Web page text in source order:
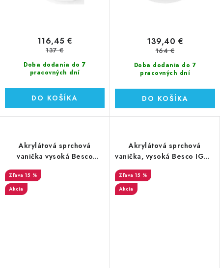
Doba dodania do 7
pracovných dní
116,45 €
137 €
DO KOŠÍKA
Doba dodania do 7
pracovných dní
139,40 €
164 €
DO KOŠÍKA
Akrylátová sprchová
vanička vysoká Besco
Oliver II 90x90x31,5 cm
(OAO-90-II)
15 %
Akcia
Akrylátová sprchová
vanička, vysoká Besco IGOR
90x90x38,5 cm (#BAI-90)
15 %
Akcia